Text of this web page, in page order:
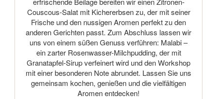
Couscous-Salat mit Kichererbsen zu, der mit seiner
Frische und den nussigen Aromen perfekt zu den
anderen Gerichten passt. Zum Abschluss lassen wir
uns von einem süßen Genuss verführen: Malabi –
ein zarter Rosenwasser-Milchpudding, der mit
Granatapfel-Sirup verfeinert wird und den Workshop
mit einer besonderen Note abrundet. Lassen Sie uns
gemeinsam kochen, genießen und die vielfältigen
Aromen entdecken!